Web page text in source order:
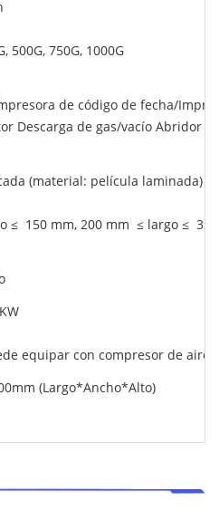
500G, 750G, 1000G
de código de fecha/
Descarga de gas/vacío Abridor
(material: película laminada)
≤ 150 mm, 200 mm ≤ largo ≤
equipar con compresor de aire)
(Largo*Ancho*Alto)